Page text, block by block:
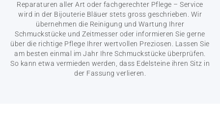
Reparaturen aller Art oder fachgerechter Pflege – Service
wird in der Bijouterie Bläuer stets gross geschrieben. Wir
übernehmen die Reinigung und Wartung Ihrer
Schmuckstücke und Zeitmesser oder informieren Sie gerne
über die richtige Pflege Ihrer wertvollen Preziosen. Lassen Sie
am besten einmal im Jahr Ihre Schmuckstücke überprüfen.
So kann etwa vermieden werden, dass Edelsteine ihren Sitz in
der Fassung verlieren.